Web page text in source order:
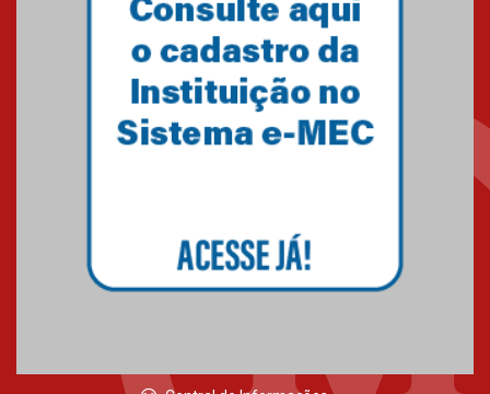
MackPesquisa 2026 prorroga
inscrições até 14 de agosto
15.06.2026